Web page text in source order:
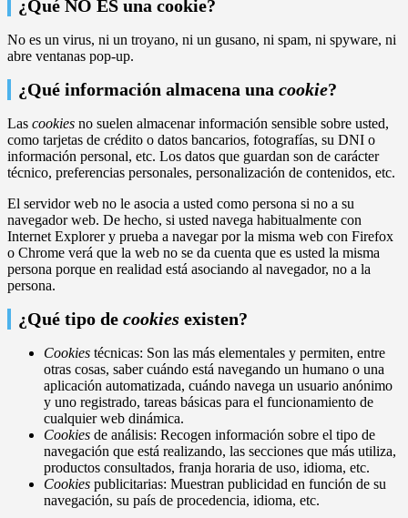
¿Qué NO ES una cookie?
No es un virus, ni un troyano, ni un gusano, ni spam, ni spyware, ni
abre ventanas pop-up.
¿Qué información almacena una cookie?
Las cookies no suelen almacenar información sensible sobre usted,
como tarjetas de crédito o datos bancarios, fotografías, su DNI o
información personal, etc. Los datos que guardan son de carácter
técnico, preferencias personales, personalización de contenidos, etc.
El servidor web no le asocia a usted como persona si no a su
navegador web. De hecho, si usted navega habitualmente con
Internet Explorer y prueba a navegar por la misma web con Firefox
o Chrome verá que la web no se da cuenta que es usted la misma
persona porque en realidad está asociando al navegador, no a la
persona.
¿Qué tipo de cookies existen?
Cookies técnicas: Son las más elementales y permiten, entre
otras cosas, saber cuándo está navegando un humano o una
aplicación automatizada, cuándo navega un usuario anónimo
y uno registrado, tareas básicas para el funcionamiento de
cualquier web dinámica.
Cookies de análisis: Recogen información sobre el tipo de
navegación que está realizando, las secciones que más utiliza,
productos consultados, franja horaria de uso, idioma, etc.
Cookies publicitarias: Muestran publicidad en función de su
navegación, su país de procedencia, idioma, etc.